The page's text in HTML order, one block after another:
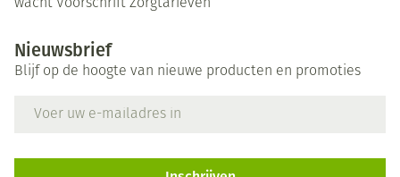
wacht Voorschrift Zorgtarieven
Nieuwsbrief
Blijf op de hoogte van nieuwe producten en promoties